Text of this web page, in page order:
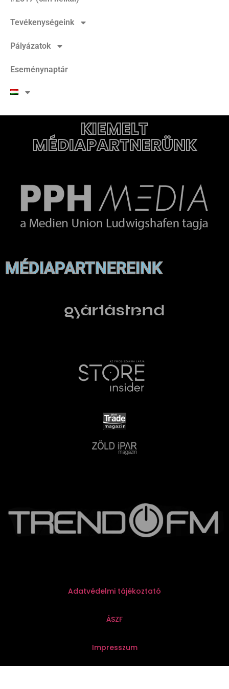
Tevékenységeink
Pályázatok
Eseménynaptár
KIEMELT
MÉDIAPARTNERÜNK
MÉDIAPARTNEREINK
Adatvédelmi tájékoztató
ÁSZF
Impresszum